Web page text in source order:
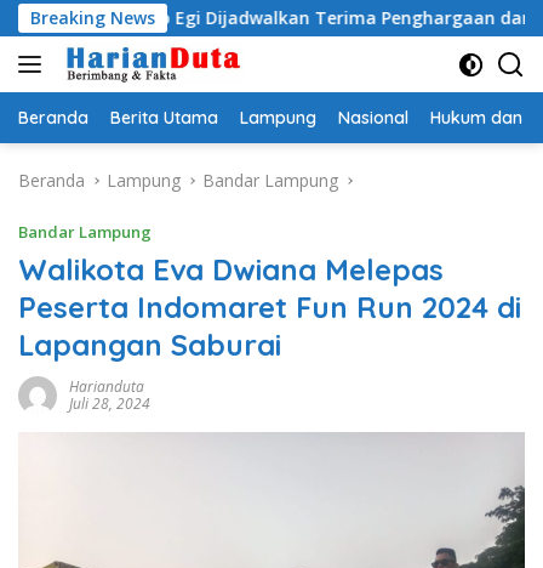
Langsung
ke
konten
Breaking News
Egi Dijadwalkan Terima Penghargaan dari HKBP
Beranda Berita Utama Lampung Nasional Hukum dan
Beranda Lampung Bandar Lampung
Bandar Lampung
Walikota Eva Dwiana Melepas
Peserta Indomaret Fun Run 2024 di
Lapangan Saburai
Harianduta
Juli 28, 2024